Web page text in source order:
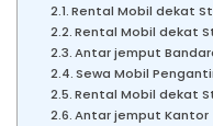
Rental Mobil dekat
Rental Mobil dekat
Antar jemput
Sewa Mobil
Rental Mobil dekat
Antar jemput Kantor